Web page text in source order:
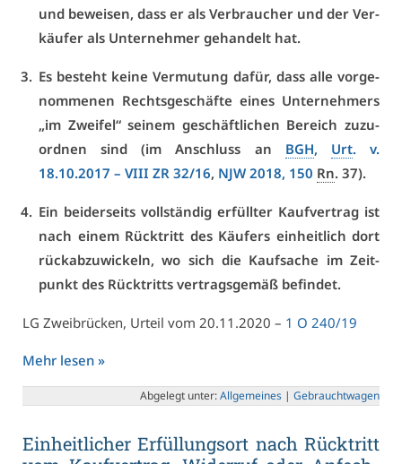
und be­wei­sen, dass er als Ver­brau­cher und der Ver­
käu­fer als Un­ter­neh­mer ge­han­delt hat.
Es be­steht kei­ne Ver­mu­tung da­für, dass al­le vor­ge­
nom­me­nen Rechts­ge­schäf­te ei­nes Un­ter­neh­mers
„im Zwei­fel“ sei­nem ge­schäft­li­chen Be­reich zu­zu­
ord­nen sind (im An­schluss an BGH, Urt. v.
18.10.2017 – VI­II ZR 32/16, NJW 2018, 150 Rn. 37).
Ein bei­der­seits voll­stän­dig er­füll­ter Kauf­ver­trag ist
nach ei­nem Rück­tritt des Käu­fers ein­heit­lich dort
rück­ab­zu­wi­ckeln, wo sich die Kauf­sa­che im Zeit­
punkt des Rück­tritts ver­trags­ge­mäß be­fin­det.
LG Zwei­brü­cken, Ur­teil vom 20.11.2020 – 1 O 240/19
Mehr le­sen »
Ab­ge­legt un­ter:All­ge­mei­nes | Ge­braucht­wa­gen
Ein­heit­li­cher Er­fül­lungs­ort nach Rück­tritt